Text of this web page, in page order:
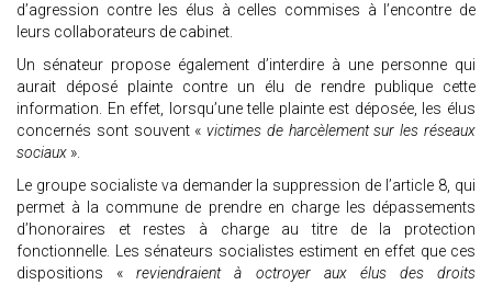
d’agression contre les élus à celles commises à l’encontre de
leurs collaborateurs de cabinet.
Un sénateur propose également d’interdire à une personne qui
aurait déposé plainte contre un élu de rendre publique cette
information. En effet, lorsqu’une telle plainte est déposée, les élus
concernés sont souvent « victimes de harcèlement sur les réseaux
sociaux ».
Le groupe socialiste va demander la suppression de l’article 8, qui
permet à la commune de prendre en charge les dépassements
d’honoraires et restes à charge au titre de la protection
fonctionnelle. Les sénateurs socialistes estiment en effet que ces
dispositions « reviendraient à octroyer aux élus des droits